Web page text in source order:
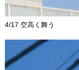
4/17 空高く舞う